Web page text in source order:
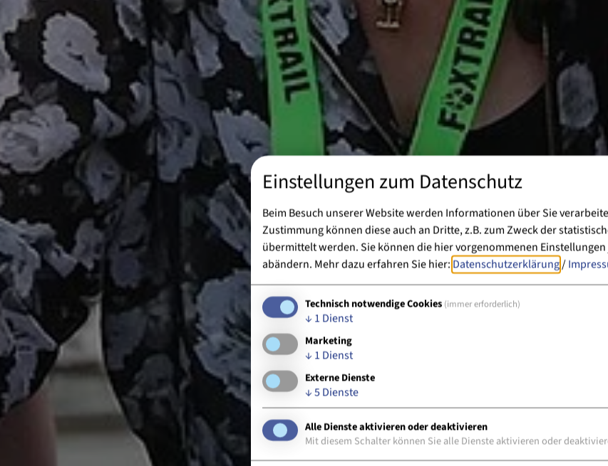
Einstellungen zum Datenschutz
Beim Besuch unserer Website werden Informationen über Sie
Zustimmung können diese auch an Dritte, z.B. zum Zweck der
übermittelt werden. Sie können die hier vorgenommenen
abändern. Mehr dazu erfahren Sie hier: Datenschutzerklärung/
Technisch notwendige Cookies (immer erforderlich)
↓ 1 Dienst
Marketing
↓ 1 Dienst
Externe Dienste
↓5Dienste
Alle Dienste aktivieren oder deaktivieren
Mit diesem Schalter können Sie alle Dienste aktivieren oder